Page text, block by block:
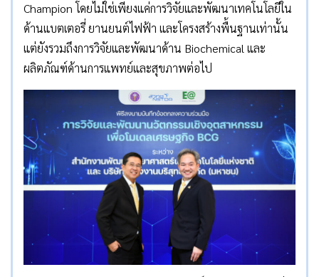
Champion โดยไม่ใช่เพียงแค่การวิจัยและพัฒนาเทคโนโลยีใน
ด้านแบตเตอรี่ ยานยนต์ไฟฟ้า และโครงสร้างพื้นฐานเท่านั้น
แต่ยังรวมถึงการวิจัยและพัฒนาด้าน Biochemical และ
ผลิตภัณฑ์ด้านการแพทย์และสุขภาพต่อไป